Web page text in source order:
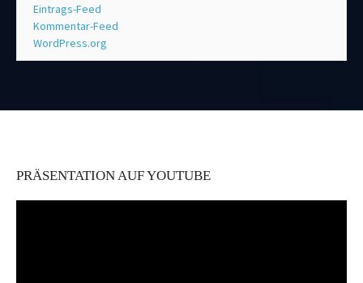
Eintrags-Feed
Kommentar-Feed
WordPress.org
PRÄSENTATION AUF YOUTUBE